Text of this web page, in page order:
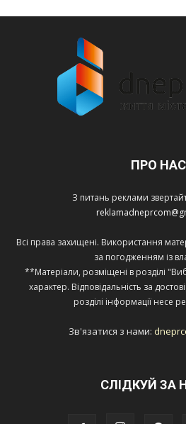
ПРО НАС
З питань реклами
Всі права захищені. Використання
за погодженням із
**Матеріали, розміщені в розділі
характер. Відповідальність за
розділі інформації несе
Зв'язатися з нами:
СЛІДКУЙ ЗА